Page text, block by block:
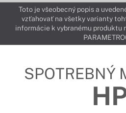
Toto je všeobecný popis a
vzťahovať na všetky varianty
informácie k vybranému produktu
SPOTREBNÝ